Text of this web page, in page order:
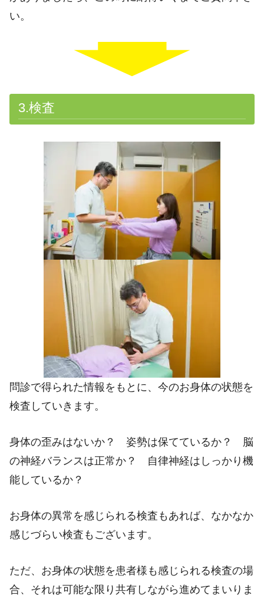
い。
3.検査
問診で得られた情報をもとに、今のお身体の状態を
検査していきます。
身体の歪みはないか？ 姿勢は保てているか？ 脳
の神経バランスは正常か？ 自律神経はしっかり機
能しているか？
お身体の異常を感じられる検査もあれば、なかなか
感じづらい検査もございます。
ただ、お身体の状態を患者様も感じられる検査の場
合、それは可能な限り共有しながら進めてまいりま